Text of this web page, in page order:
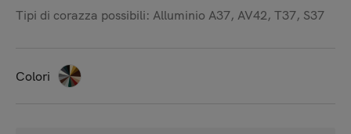
Tipi di corazza possibili: Alluminio A37, AV42, T37, S37
Colori